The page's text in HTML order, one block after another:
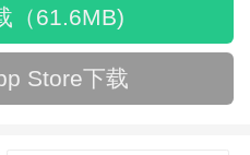
（61.6MB)
Store下载